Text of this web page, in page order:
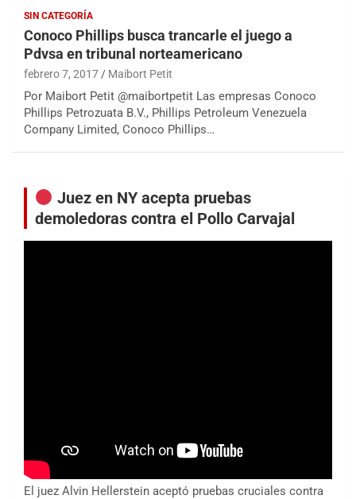
SIN CATEGORÍA
Conoco Phillips busca trancarle el juego a
Pdvsa en tribunal norteamericano
febrero 7, 2017 Maibort Petit
Por Maibort Petit @maibortpetit Las empresas Conoco
Phillips Petrozuata B.V., Phillips Petroleum Venezuela
Company Limited, Conoco Phillips…
Juez en NY acepta pruebas
demoledoras contra el Pollo Carvajal
El juez Alvin Hellerstein aceptó pruebas cruciales contra